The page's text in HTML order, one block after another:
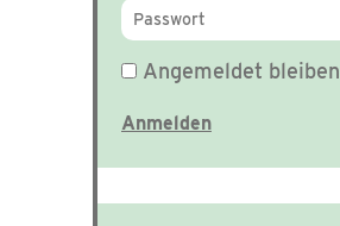
Angemeldet bleiben